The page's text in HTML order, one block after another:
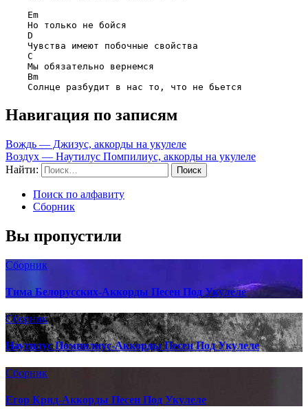
Em
    Но только не бойся
D
    Чувства имеют побочные свойства
C
    Мы обязательно вернемся
Bm
Навигация по записям
Вождь — Джизус, аккорды на укулеле
Воздух — Наутилус Помпилиус, аккорды на укулеле
Найти:
Поиск по алфавиту
Сборник
Вы пропустили
Сборник
Тима Белорусских-Аккорды Песен Под Укулеле
Сборник
Наутилус Помпилиус-Аккорды Песен Под Укулеле
Сборник
Егор Крид-Аккорды Песен Под Укулеле